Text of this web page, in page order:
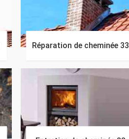
Réparation de cheminée 33